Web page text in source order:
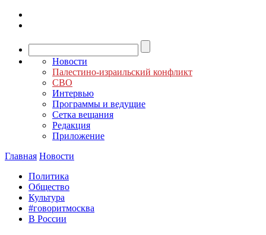
Новости
Палестино-израильский конфликт
СВО
Интервью
Программы и ведущие
Сетка вещания
Редакция
Приложение
Главная Новости
Политика
Общество
Культура
#говоритмосква
В России